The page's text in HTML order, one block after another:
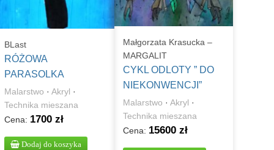
BLast
RÓŻOWA
PARASOLKA
Malarstwo · Akryl ·
Technika mieszana
Cena: 1700 zł
Dodaj do koszyka
Małgorzata Krasucka –
MARGALIT
CYKL ODLOTY ” DO
NIEKONWENCJI”
Malarstwo · Akryl ·
Technika mieszana
Cena: 15600 zł